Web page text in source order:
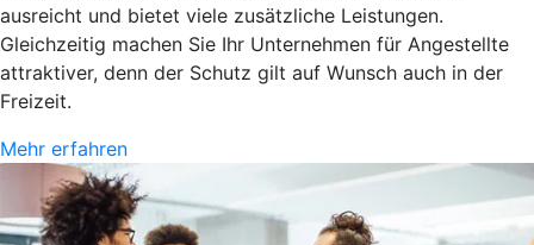
ausreicht und bietet viele zusätzliche Leistungen.
Gleichzeitig machen Sie Ihr Unternehmen für Angestellte
attraktiver, denn der Schutz gilt auf Wunsch auch in der
Freizeit.
Mehr erfahren